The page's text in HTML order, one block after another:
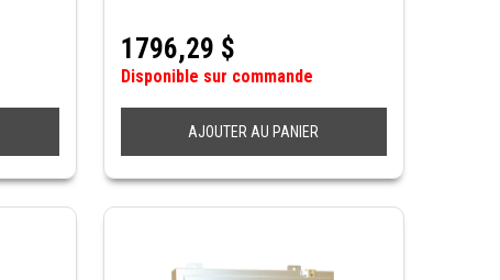
1796,29 $
Disponible sur commande
AJOUTER AU PANIER